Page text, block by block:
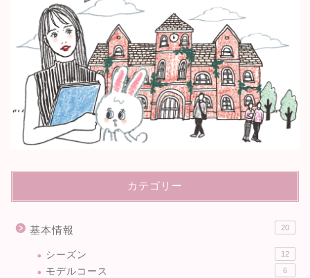
カテゴリー
基本情報 20
シーズン 12
モデルコース 6